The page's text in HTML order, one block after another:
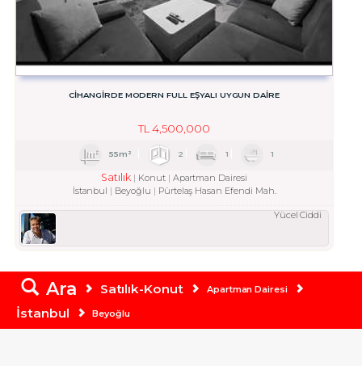
CİHANGİRDE MODERN FULL EŞYALI UYGUN DAİRE
TL 4,500,000
55m² 2 1 1
Satılık Konut
Apartman Dairesi
İstanbul
Beyoğlu Pürtelaş Hasan Efendi Mah.
Yücel Ciddi
Ara Satılık-Konut Apartman Dairesi
İstanbul Beyoğlu